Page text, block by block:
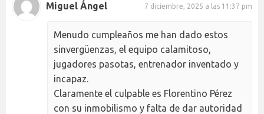
Miguel Ángel 7 diciembre, 2025 a las 11:37 pm
Menudo cumpleaños me han dado estos
sinvergüenzas, el equipo calamitoso,
jugadores pasotas, entrenador inventado y
incapaz.
Claramente el culpable es Florentino Pérez
con su inmobilismo y falta de dar autoridad